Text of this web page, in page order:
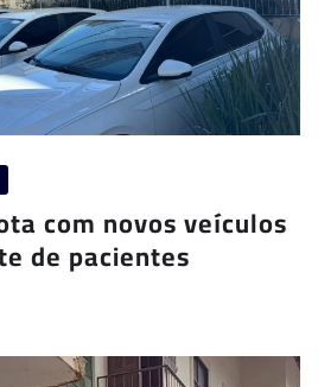
com novos veículos
de pacientes